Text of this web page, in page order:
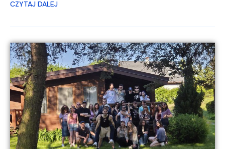
CZYTAJ DALEJ